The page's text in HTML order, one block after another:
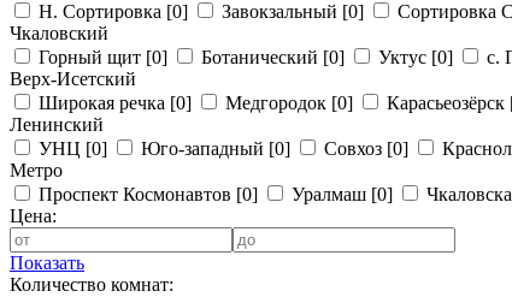
Н. Сортировка [0] Завокзальный [0] Сортировка
Чкаловский
Горный щит [0] Ботанический [0] Уктус [0] с.
Верх-Исетский
Широкая речка [0] Медгородок [0] Карасьеозёрск
Ленинский
УНЦ [0] Юго-западный [0] Совхоз [0]
Метро
Проспект Космонавтов [0] Уралмаш [0]
Цена:
Показать
Количество комнат: